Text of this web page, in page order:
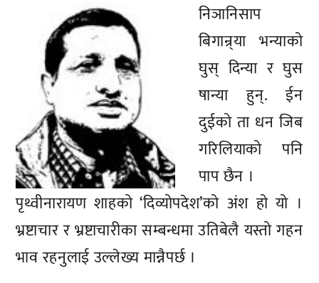
निञानिसाप
बिगान्र्या भन्याको
घुस् दिन्या र घुस
षान्या हुन्. ईन
दुईको ता धन जिब
गरिलियाको पनि
पाप छैन ।
पृथ्वीनारायण शाहको ‘दिव्योपदेश’को अंश हो यो ।
भ्रष्टाचार र भ्रष्टाचारीका सम्बन्धमा उतिबेलै यस्तो गहन
भाव रहनुलाई उल्लेख्य मान्नैपर्छ ।